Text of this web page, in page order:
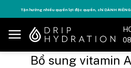
to
content
Tận hưởng nhiều quyền lợi độc quyền, chỉ DÀNH
Bổ sung vitamin